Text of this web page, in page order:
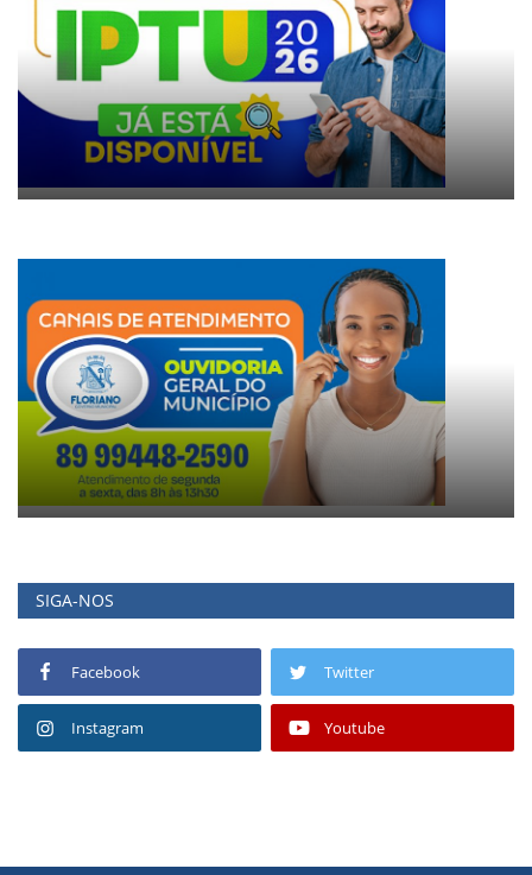
SIGA-NOS
Facebook Twitter
Instagram Youtube